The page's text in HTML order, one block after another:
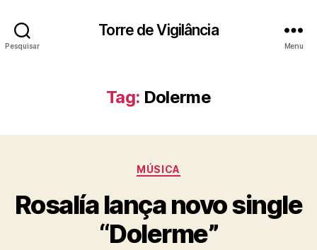
Pesquisar
Torre de Vigilância
Menu
Tag: Dolerme
Categorias
MÚSICA
Rosalía lança novo single
“Dolerme”